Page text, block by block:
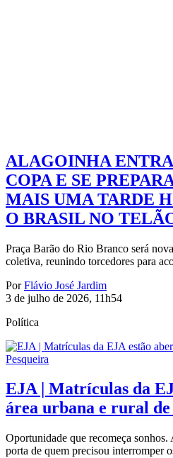
ALAGOINHA
COPA E SE
MAIS UMA TARDE
O BRASIL NO
Praça Barão do Rio Branco será
coletiva, reunindo torcedores para
PorFlávio José Jardim
3 de julho de 2026, 11h54
Política
EJA | Matrículas da
área urbana e rural de
Oportunidade que recomeça sonhos.
porta de quem precisou interromper